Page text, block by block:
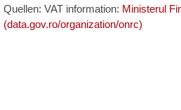
Quellen: VAT information: Ministerul
(data.gov.ro/organization/onrc)